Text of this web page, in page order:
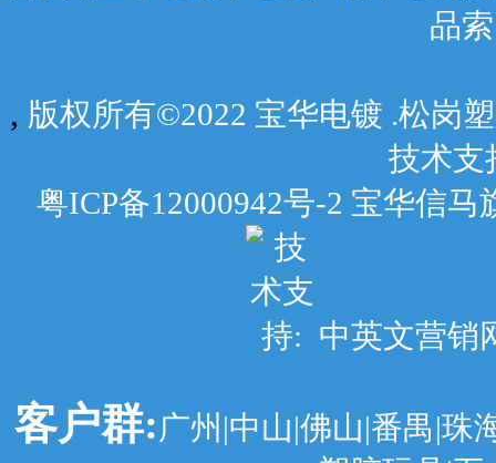
品
, 版权所有©2022 宝华电镀 .松岗
技术支
粤ICP备12000942号-2 宝华信
中英文营销
客户群:广州|中山|佛山|番禺|珠